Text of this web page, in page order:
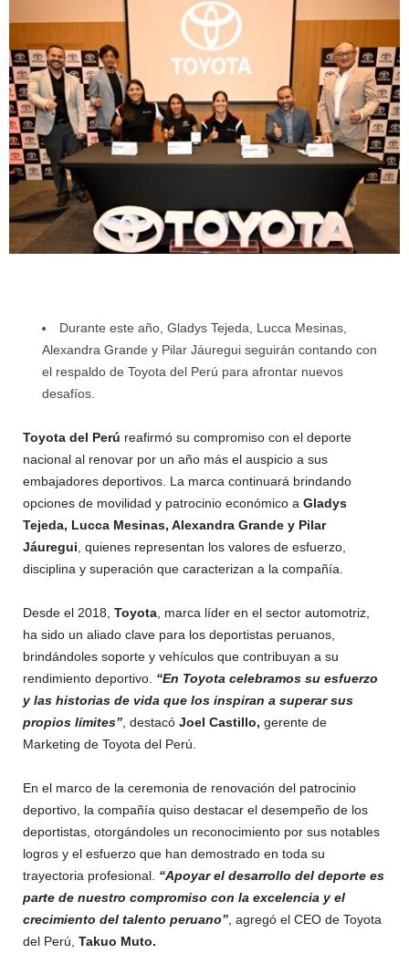
Durante este año, Gladys Tejeda, Lucca Mesinas,
Alexandra Grande y Pilar Jáuregui seguirán contando con
el respaldo de Toyota del Perú para afrontar nuevos
desafíos.
Toyota del Perú reafirmó su compromiso con el deporte
nacional al renovar por un año más el auspicio a sus
embajadores deportivos. La marca continuará brindando
opciones de movilidad y patrocinio económico a Gladys
Tejeda, Lucca Mesinas, Alexandra Grande y Pilar
Jáuregui , quienes representan los valores de esfuerzo,
disciplina y superación que caracterizan a la compañía.
Desde el 2018, Toyota , marca líder en el sector automotriz,
ha sido un aliado clave para los deportistas peruanos,
brindándoles soporte y vehículos que contribuyan a su
rendimiento deportivo. “En Toyota celebramos su esfuerzo
y las historias de vida que los inspiran a superar sus
propios límites” , destacó Joel Castillo, gerente de
Marketing de Toyota del Perú.
En el marco de la ceremonia de renovación del patrocinio
deportivo, la compañía quiso destacar el desempeño de los
deportistas, otorgándoles un reconocimiento por sus notables
logros y el esfuerzo que han demostrado en toda su
trayectoria profesional. “Apoyar el desarrollo del deporte es
parte de nuestro compromiso con la excelencia y el
crecimiento del talento peruano” , agregó el CEO de Toyota
del Perú, Takuo Muto.